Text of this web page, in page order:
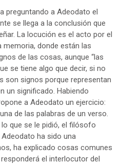
preguntando a Adeodato el
se llega a la conclusión que
La locución es el acto por el
donde están las
de las cosas, aunque “las
se tiene algo que decir, si no
son signos porque representan
un significado. Habiendo
a Adeodato un ejercicio:
de las palabras de un verso.
que se le pidió, el filósofo
ha sido una
ha explicado cosas comunes
el interlocutor del